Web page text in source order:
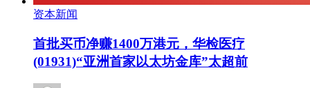
资本新闻
首批买币净赚1400万港元，华检医疗
(01931)“亚洲首家以太坊金库”太超前